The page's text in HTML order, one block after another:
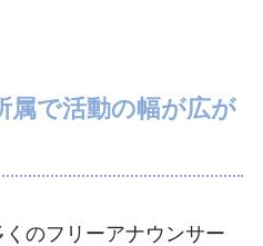
属で活動の幅が広が
のフリーアナウンサー